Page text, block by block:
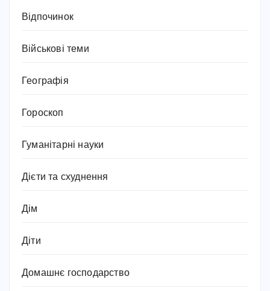
Відпочинок
Військові теми
Географія
Гороскоп
Гуманітарні науки
Дієти та схуднення
Дім
Діти
Домашнє господарство